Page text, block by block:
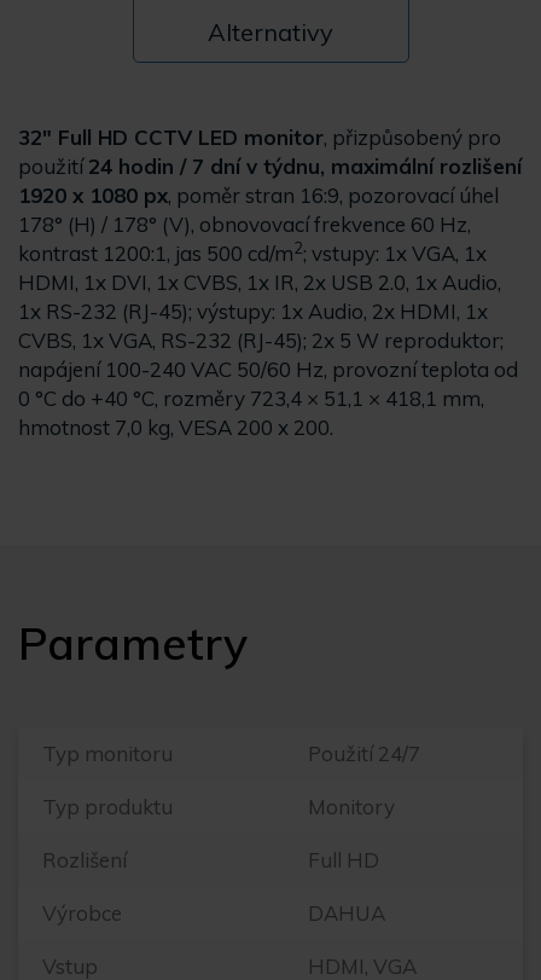
Alternativy
32" Full HD CCTV LED monitor, přizpůsobený pro
použití24 hodin / 7 dní v týdnu, maximální rozlišení
1920 x 1080 px, poměr stran 16:9, pozorovací úhel
178° (H) / 178° (V), obnovovací frekvence 60 Hz,
kontrast 1200:1, jas 500 cd/m2; vstupy: 1x VGA, 1x
HDMI, 1x DVI, 1x CVBS, 1x IR, 2x USB 2.0, 1x Audio,
1x RS-232 (RJ-45); výstupy: 1x Audio, 2x HDMI, 1x
CVBS, 1x VGA, RS-232 (RJ-45); 2x 5 W reproduktor;
napájení 100-240 VAC 50/60 Hz, provozní teplota od
0 °C do +40 °C, rozměry 723,4 × 51,1 × 418,1 mm,
hmotnost 7,0 kg, VESA 200 x 200.
Parametry
Typ monitoru Použití 24/7
Typ produktu Monitory
Rozlišení Full HD
Výrobce DAHUA
Vstup HDMI, VGA